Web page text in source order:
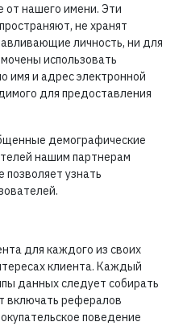
от нашего имени. Эти
не хранят
личность, ни для
использовать
имя и адрес электронной
для предоставления
демографические
нашим партнерам
узнать
для каждого из своих
клиента. Каждый
данных следует собирать
включать рефералов
поведение